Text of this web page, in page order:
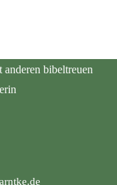
bibeltreuen